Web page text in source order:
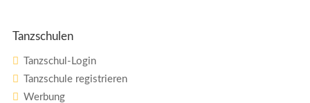
Tanzschulen
Tanzschul-Login
Tanzschule registrieren
Werbung